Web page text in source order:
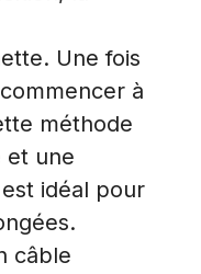
Une fois
à
méthode
et une
idéal pour
câble